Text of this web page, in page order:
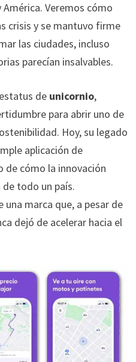
Veremos cómo
crisis y se mantuvo firme
las ciudades, incluso
parecían insalvables.
de unicornio,
para abrir uno de
Hoy, su legado
aplicación de
cómo la innovación
todo un país.
marca que, a pesar de
dejó de acelerar hacia el